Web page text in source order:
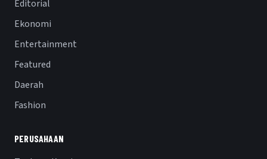
Editorial
Ekonomi
Entertainment
Featured
Daerah
Fashion
PERUSAHAAN